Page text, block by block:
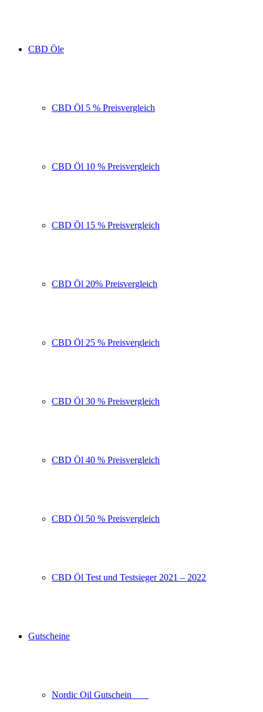
CBD Öle
CBD Öl 5 % Preisvergleich
CBD Öl 10 % Preisvergleich
CBD Öl 15 % Preisvergleich
CBD Öl 20% Preisvergleich
CBD Öl 25 % Preisvergleich
CBD Öl 30 % Preisvergleich
CBD Öl 40 % Preisvergleich
CBD Öl 50 % Preisvergleich
CBD Öl Test und Testsieger 2021 – 2022
Gutscheine
Nordic Oil Gutschein